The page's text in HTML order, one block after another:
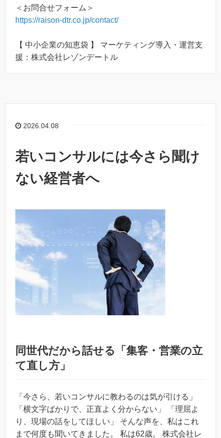
＜お問合せフォーム＞
https://raison-dtr.co.jp/contact/
【 中小企業の知恵袋 】 マーケティング導入・運営支
援：株式会社レゾンデートル
2026.04.08
若いコンサルには今さら聞け
ない経営者へ
同世代だから話せる「集客・営業の立
て直し方」
「今さら、若いコンサルに教わるのは気が引ける」
「横文字ばかりで、正直よく分からない」 「理屈よ
り、現場の話をしてほしい」 そんな声を、私はこれ
まで何度も聞いてきました。 私は62歳。 株式会社レ